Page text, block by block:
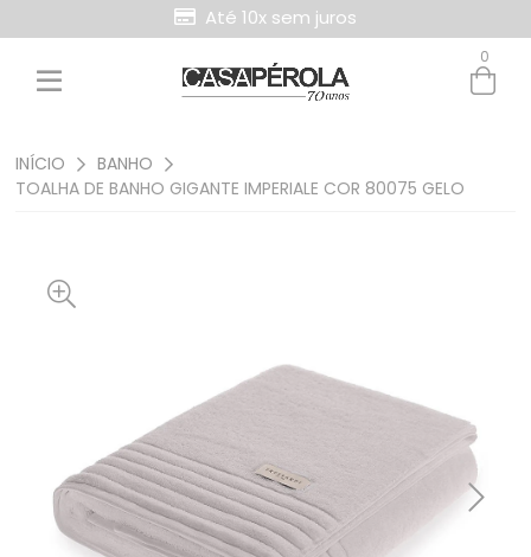
Entre com email ou cpf/cnpj
Até 10x sem juros
0
INÍCIO
BANHO
TOALHA DE BANHO GIGANTE IMPERIALE COR 80075 GELO